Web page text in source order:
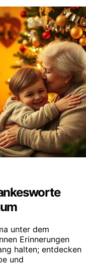
unter dem
Erinnerungen
halten; entdecken
und